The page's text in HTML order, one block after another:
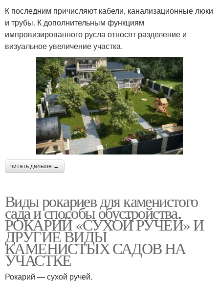
К последним причисляют кабели, канализационные люки
и трубы. К дополнительным функциям
импровизированного русла относят разделение и
визуальное увеличение участка.
читать дальше →
Виды рокариев для каменистого
сада и способы обустройства.
РОКАРИЙ «СУХОЙ РУЧЕЙ» И
ДРУГИЕ ВИДЫ
КАМЕНИСТЫХ САДОВ НА
УЧАСТКЕ
Рокарий — сухой ручей.